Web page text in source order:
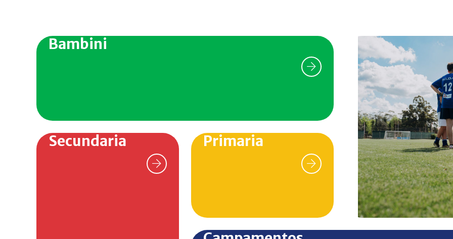
Contamos con un Polideportivo propio, pista de atletismo, múltiples canchas para
aire libre dentro de un campus de 13 hectáreas
, infraestructura que permite desarrollar una
Además de favorecer el desarrollo físico, el deporte constituye una verdadera escuela de
trabajo en equipo, el respeto, la responsabilidad, el
, formando estudiantes capaces de
representar a la Scuola con orgullo dentro y fuera de la institución.
Porque creemos que educar también es enseñar a esforzarse, a perseverar, a celebrar los
la Scuola, el deporte forma parte del camino hacia una
educación integral, preparando a
desenvolverse con seguridad en cualquier ámbito de su vida.
El deporte también nos permite construir puentes con otras comunidades educativas. A
encuentros, competencias y torneos interescolares, la Scuola mantiene un estrecho
internacionales, promoviendo el intercambio, la sana competencia y el enriquecimiento
Bambini
Primaria
Secundaria